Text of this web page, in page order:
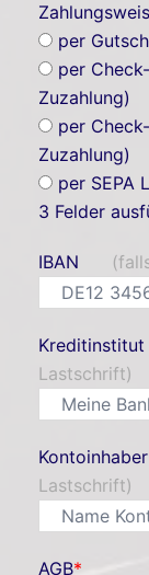
per
per
Zuzahlung)
per
Zuzahlung)
per SEPA
3 Felder
IBAN
Lastschrift)
Lastschrift)
AGB*